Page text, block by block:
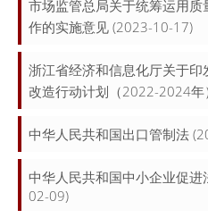
市场监管总局关于统筹运用
作的实施意见 (2023-10-17)
浙江省经济和信息化厅关于
改造行动计划（2022-2024年
中华人民共和国出口管制法
中华人民共和国中小企业促进
02-09)